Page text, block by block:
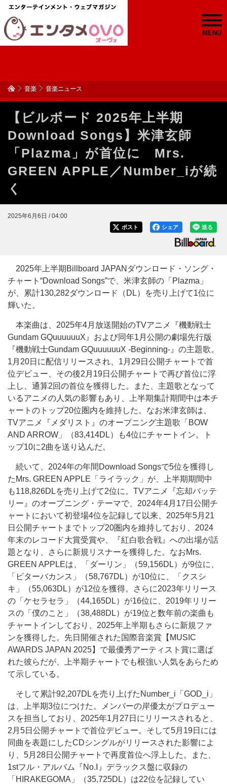
MENU
音楽 音楽ニュース
【ビルボード 2025年上半期
Download Songs】米津玄師
「Plazma」が首位に Mrs.
GREEN APPLE／Number_iが続
く
2025年6月6日 / 04:00
送る
シェア
ポスト
2025年上半期Billboard JAPANダウンロード・ソング・
チャート“Download Songs”で、米津玄師の「Plazma」
が、累計130,282ダウンロード（DL）を売り上げて1位に
輝いた。
本楽曲は、2025年4月放送開始のTVアニメ『機動戦士
Gundam GQuuuuuuX』および同年1月公開の劇場先行版
『機動戦士Gundam GQuuuuuuX -Beginning-』の主題歌。
1月20日に配信リリースされ、1月29日公開チャートで首
位デビュー、その後2月19日公開チャートで再び首位に浮
上し、通算2回の首位を獲得した。また、主題歌となって
いるアニメの人気の影響もあり、上半期集計期間中は本チ
ャートのトップ20位圏内を維持した。なお米津玄師は、
TVアニメ『メダリスト』のオープニング主題歌「BOW
AND ARROW」（83,414DL）も4位にチャートイン。ト
ップ10に2曲を送り込んだ。
続いて、2024年の年間Download Songsで5位を獲得し
たMrs. GREEN APPLE「ライラック」が、上半期期間中
も118,826DLを売り上げて2位に。TVアニメ『忘却バッテ
リー』のオープニング・テーマで、2024年4月17日公開チ
ャートにおいて初登場4位を記録して以来、2025年5月21
日公開チャートまでトップ20圏内を維持しており、2024
年末のレコード大賞受賞や、『紅白歌合戦』への出場が話
題となり、さらに新規リスナーを獲得した。なおMrs.
GREEN APPLEは、「ダーリン」（59,156DL）が9位に、
「ビターバカンス」（58,767DL）が10位に、「クスシ
キ」（55,063DL）が12位を獲得。さらに2023年リリース
の「ケセラセラ」（44,165DL）が16位に、2019年リリー
スの「僕のこと」（38,488DL）が19位と数年前の楽曲も
チャートインしており、2025年上半期もさらに新規ファ
ンを獲得した。先日開催された国際音楽賞【MUSIC
AWARDS JAPAN 2025】で最優秀アーティスト賞に選ば
れた彼らだが、上半期チャートでも根強い人気をあらため
て示している。
そして累計92,207DLを売り上げたNumber_i「GOD_i」
は、上半期3位につけた。メンバーの岸優太がプロデュー
スを担当しており、2025年1月27日にリリースされると、
2月5日公開チャートで首位デビュー。そして5月19日には
同曲を表題にしたCDシングルがリリースされた影響によ
り、5月28日公開チャートで再度首位へ浮上した。また、
1stフル・アルバム『No.Ⅰ』デラックス盤に収録の
「HIRAKEGOMA」（35,725DL）は22位を記録してい